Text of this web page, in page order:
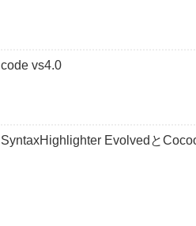
code vs4.0
SyntaxHighlighter Evolvedと